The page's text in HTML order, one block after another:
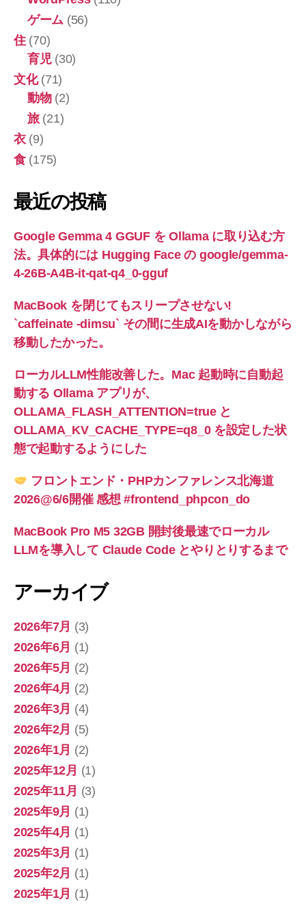
ゲーム (56)
住(70)
育児(30)
文化(71)
動物(2)
旅(21)
衣(9)
食(175)
最近の投稿
Google Gemma 4 GGUF を Ollama に取り込む方
法。具体的には Hugging Face の google/gemma-
4-26B-A4B-it-qat-q4_0-gguf
MacBook を閉じてもスリープさせない!
`caffeinate -dimsu` その間に生成AIを動かしながら
移動したかった。
ローカルLLM性能改善した。Mac 起動時に自動起
動する Ollama アプリが、
OLLAMA_FLASH_ATTENTION=true と
OLLAMA_KV_CACHE_TYPE=q8_0 を設定した状
態で起動するようにした
フロントエンド・PHPカンファレンス北海道
2026@6/6開催 感想 #frontend_phpcon_do
MacBook Pro M5 32GB 開封後最速でローカル
LLMを導入して Claude Code とやりとりするまで
アーカイブ
2026年7月 (3)
2026年6月 (1)
2026年5月 (2)
2026年4月 (2)
2026年3月 (4)
2026年2月 (5)
2026年1月 (2)
2025年12月 (1)
2025年11月 (3)
2025年9月 (1)
2025年4月 (1)
2025年3月 (1)
2025年2月 (1)
2025年1月 (1)